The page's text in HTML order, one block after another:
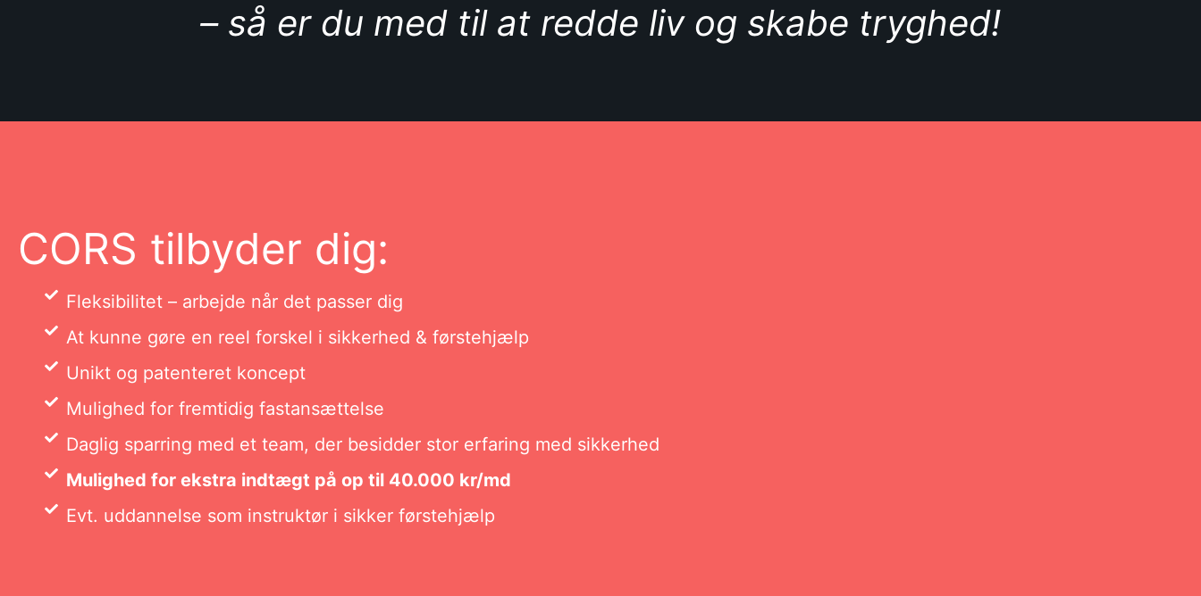
– så er du med til at redde liv og skabe tryghed!
CORS tilbyder dig:
Fleksibilitet – arbejde når det passer dig
At kunne gøre en reel forskel i sikkerhed & førstehjælp
Unikt og patenteret koncept
Mulighed for fremtidig fastansættelse
Daglig sparring med et team, der besidder stor erfaring med sikkerhed
Mulighed for ekstra indtægt på op til 40.000 kr/md
Evt. uddannelse som instruktør i sikker førstehjælp